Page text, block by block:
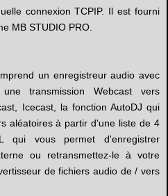
connexion TCPIP. Il est fourni
MB STUDIO PRO.
un enregistreur audio avec
transmission Webcast vers
Icecast, la fonction AutoDJ qui
aléatoires à partir d'une liste de 4
qui vous permet d'enregistrer
ou retransmettez-le à votre
de fichiers audio de / vers